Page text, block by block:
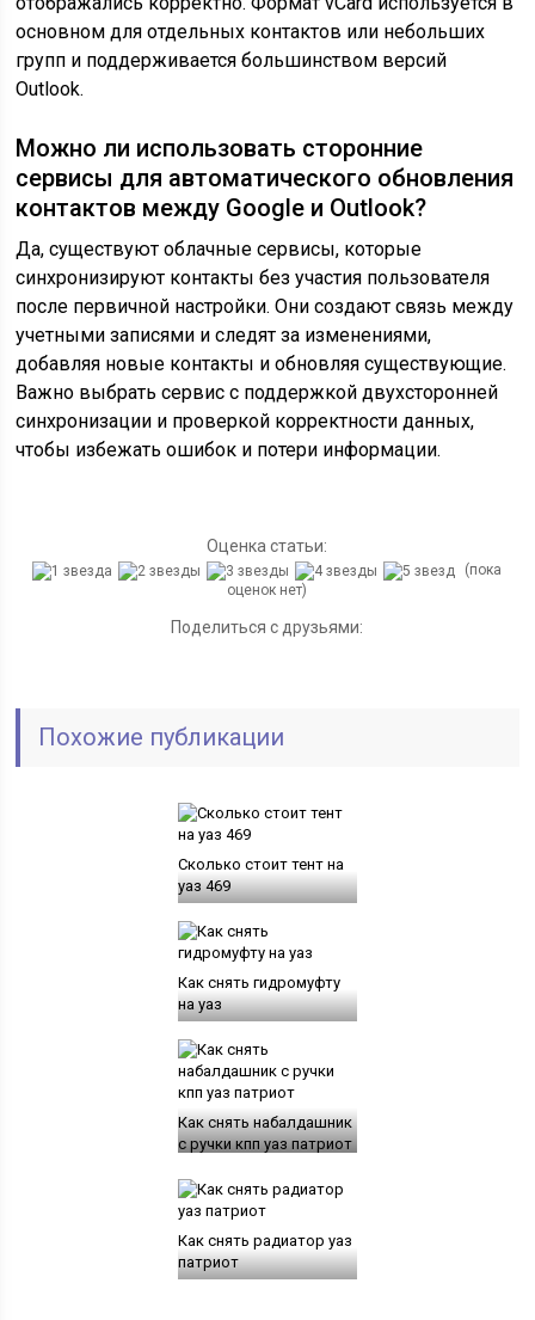
основном для отдельных контактов или небольших
групп и поддерживается большинством версий
Outlook.
Можно ли использовать сторонние
сервисы для автоматического обновления
контактов между Google и Outlook?
Да, существуют облачные сервисы, которые
синхронизируют контакты без участия пользователя
после первичной настройки. Они создают связь между
учетными записями и следят за изменениями,
добавляя новые контакты и обновляя существующие.
Важно выбрать сервис с поддержкой двухсторонней
синхронизации и проверкой корректности данных,
чтобы избежать ошибок и потери информации.
Оценка статьи:
(пока
оценок нет)
Поделиться с друзьями:
Похожие публикации
Сколько стоит тент на
уаз 469
Как снять гидромуфту
на уаз
Как снять набалдашник
с ручки кпп уаз патриот
Как снять радиатор уаз
патриот